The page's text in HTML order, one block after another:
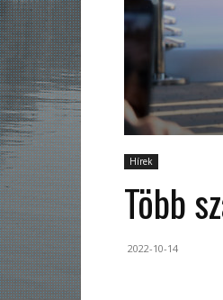
Hírek
Több
2022-10-14